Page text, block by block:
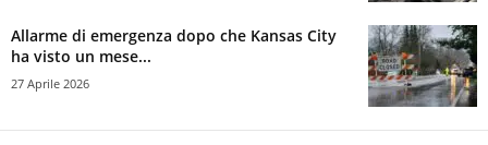
Allarme di emergenza dopo che Kansas City
ha visto un mese...
27 Aprile 2026